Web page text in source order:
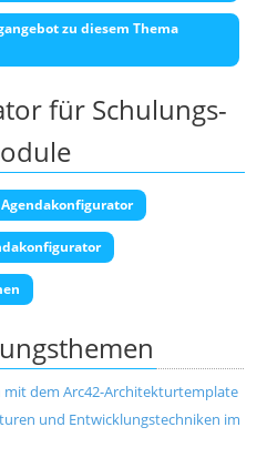
zu diesem Thema
für Schulungs-
dem Arc42-Architekturtemplate
und Entwicklungstechniken im